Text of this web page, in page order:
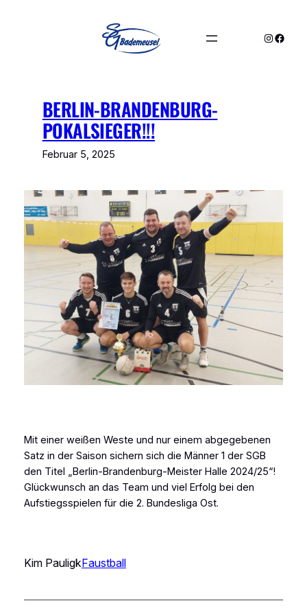
BERLIN-BRANDENBURG-
POKALSIEGER!!!
Februar 5, 2025
Mit einer weißen Weste und nur einem abgegebenen
Satz in der Saison sichern sich die Männer 1 der SGB
den Titel „Berlin-Brandenburg-Meister Halle 2024/25“!
Glückwunsch an das Team und viel Erfolg bei den
Aufstiegsspielen für die 2. Bundesliga Ost.
Kim PauligkFaustball